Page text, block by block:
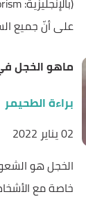
على أنّ جميع
ماهو الخجل
براءة الطحيمر
02 يناير 2022
الخجل هو
خاصة مع